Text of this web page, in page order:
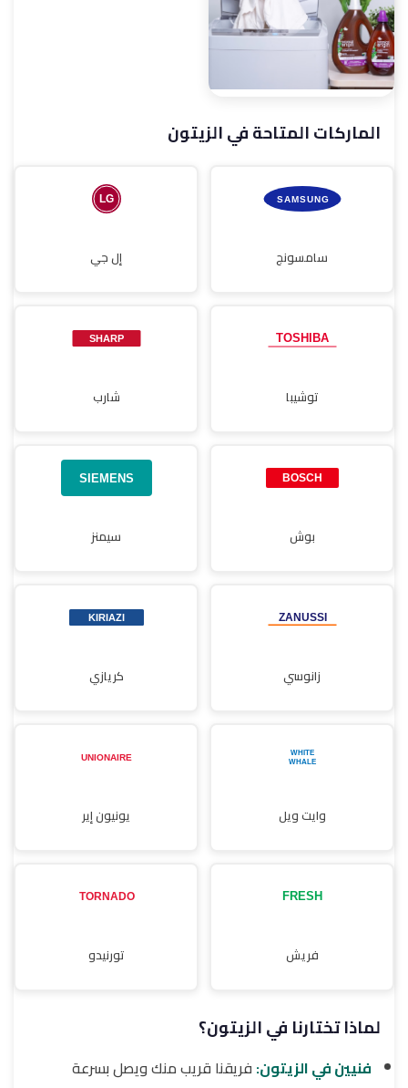
صيانة مجففات
الماركات المتاحة في الزيتون
سامسونج إل جي
توشيبا شارب
بوش سيمنز
زانوسي كريازي
وايت ويل يونيون إير
فريش تورنيدو
لماذا تختارنا في الزيتون؟
فنيين في الزيتون: فريقنا قريب منك ويصل بسرعة